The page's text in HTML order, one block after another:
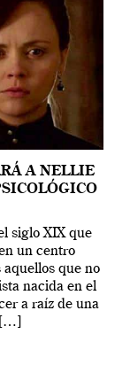
A NELLIE
siglo XIX que
un centro
que no
nacida en el
a raíz de una